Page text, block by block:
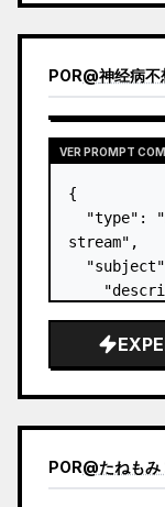
POR@神经病不
VER PROMPT
{
"type":
stream",
preta com
em branco",
POR@たねも